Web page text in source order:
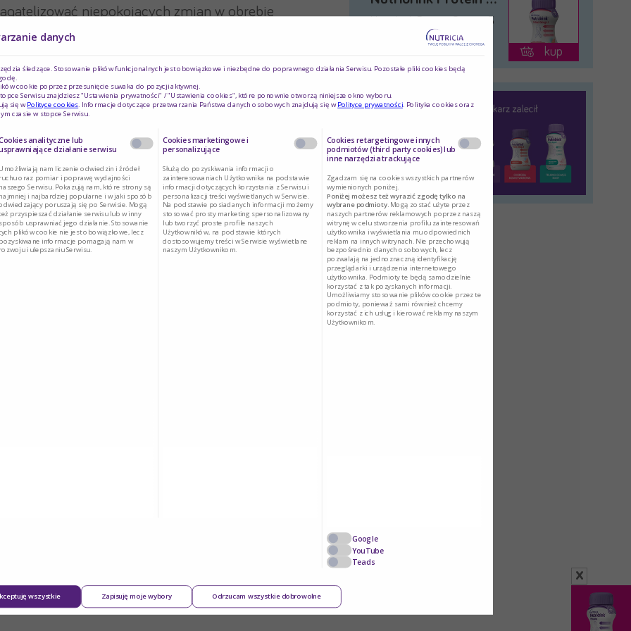
niepokojących zmian w obrębie
hormonalna, a dokładniej czas ekspozycji
piersi jest tym większe, im wcześniej pojawi
symptomy menopauzy. Nie bez wpływu
się na pierwsze dziecko — donoszenie ciąży
mlekowego, co stanowi czynnik obniżający
podlegających modyfikacjinależy zwrócić uwagę
w wieku pomenopauzalnym.
piersi
we krwi estrogenów, których
jest właśnie tkanka tłuszczowa. Masę ciała
Mass Index), wyrażanego wzorem: BMI = masa
obwód talii oraz metodą bioimpedancji
Należy podkreślić, że nadmierna masa ciała
jak i
oraz krótszy czas przeżycia bez wznowy u
Nutridrink Protein Omega 3
to doustny …
kup
x
danych
śledzące. Stosowanie plików funkcjonalnych jest obowiązkowe i niezbędne do poprawnego działania Serwisu. Pozostałe pliki cookies będą
cookie poprzez przesunięcie suwaka do pozycji aktywnej.
Serwisu znajdziesz "Ustawienia prywatności" / "Ustawienia cookies", które ponownie otworzą niniejsze okno wyboru.
się wPolityce cookies. Informacje dotyczące przetwarzania Państwa danych osobowych znajdują się wPolityce prywatności. Polityka cookies oraz
czasie w stopce Serwisu.
analityczne lub
działanie serwisu
Umożliwiają nam liczenie odwiedzin i źródeł
ruchu oraz pomiar i poprawę wydajności
naszego Serwisu. Pokazują nam, które strony są
najmniej i najbardziej popularne i w jaki sposób
poruszają się po Serwisie. Mogą
przyspieszać działanie serwisu lub w inny
sposób usprawniać jego działanie. Stosowanie
plików cookie nie jest obowiązkowe, lecz
pozyskiwane informacje pomagają nam w
rozwoju i ulepszaniu Serwisu.
Cookies marketingowe i
personalizujące
Służą do pozyskiwania informacji o
zainteresowaniach Użytkownika na podstawie
informacji dotyczących korzystania z Serwisu i
personalizacji treści wyświetlanych w Serwisie.
Na podstawie posiadanych informacji możemy
stosować prosty marketing spersonalizowany
lub tworzyć proste profile naszych
Użytkowników, na podstawie których
dostosowujemy treści w Serwisie wyświetlane
naszym Użytkownikom.
Cookies retargetingowe innych
podmiotów (third party cookies) lub
inne narzędzia trackujące
Zgadzam się na cookies wszystkich partnerów
wymienionych poniżej.
Poniżej możesz też wyrazić zgodę tylko na
wybrane podmioty. Mogą zostać użyte przez
naszych partnerów reklamowych poprzez naszą
witrynę w celu stworzenia profilu zainteresowań
użytkownika i wyświetlania mu odpowiednich
reklam na innych witrynach. Nie przechowują
bezpośrednio danych osobowych, lecz
pozwalają na jednoznaczną identyfikację
przeglądarki i urządzenia internetowego
użytkownika. Podmioty te będą samodzielnie
korzystać z tak pozyskanych informacji.
Umożliwiamy stosowanie plików cookie przez te
podmioty, ponieważ sami również chcemy
korzystać z ich usług i kierować reklamy naszym
Użytkownikom.
Google
YouTube
Teads
wszystkie Zapisuję moje wybory Odrzucam wszystkie dobrowolne